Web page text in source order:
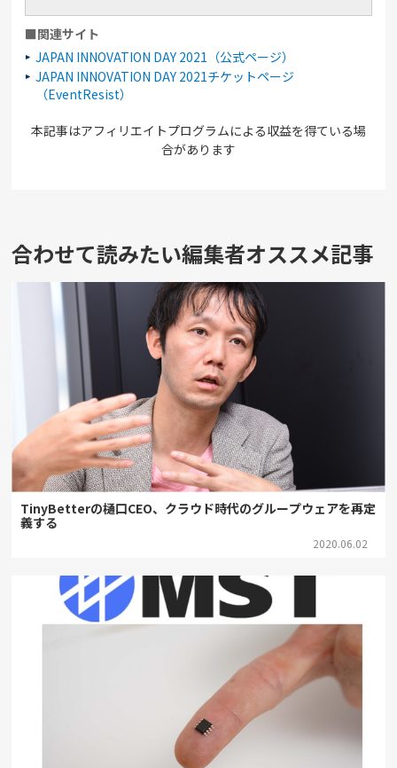
■関連サイト
JAPAN INNOVATION DAY 2021（公式ページ）
JAPAN INNOVATION DAY 2021チケットページ
（EventResist）
本記事はアフィリエイトプログラムによる収益を得ている場
合があります
合わせて読みたい編集者オススメ記事
TinyBetterの樋口CEO、クラウド時代のグループウェアを再定
義する
2020.06.02